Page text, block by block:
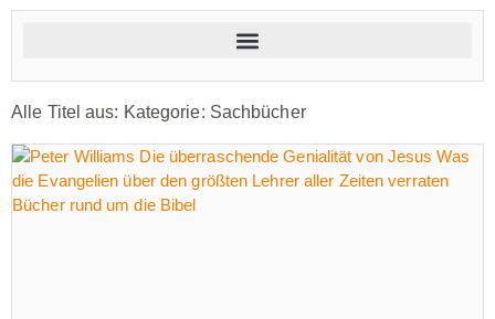
Alle Titel aus: Kategorie: Sachbücher